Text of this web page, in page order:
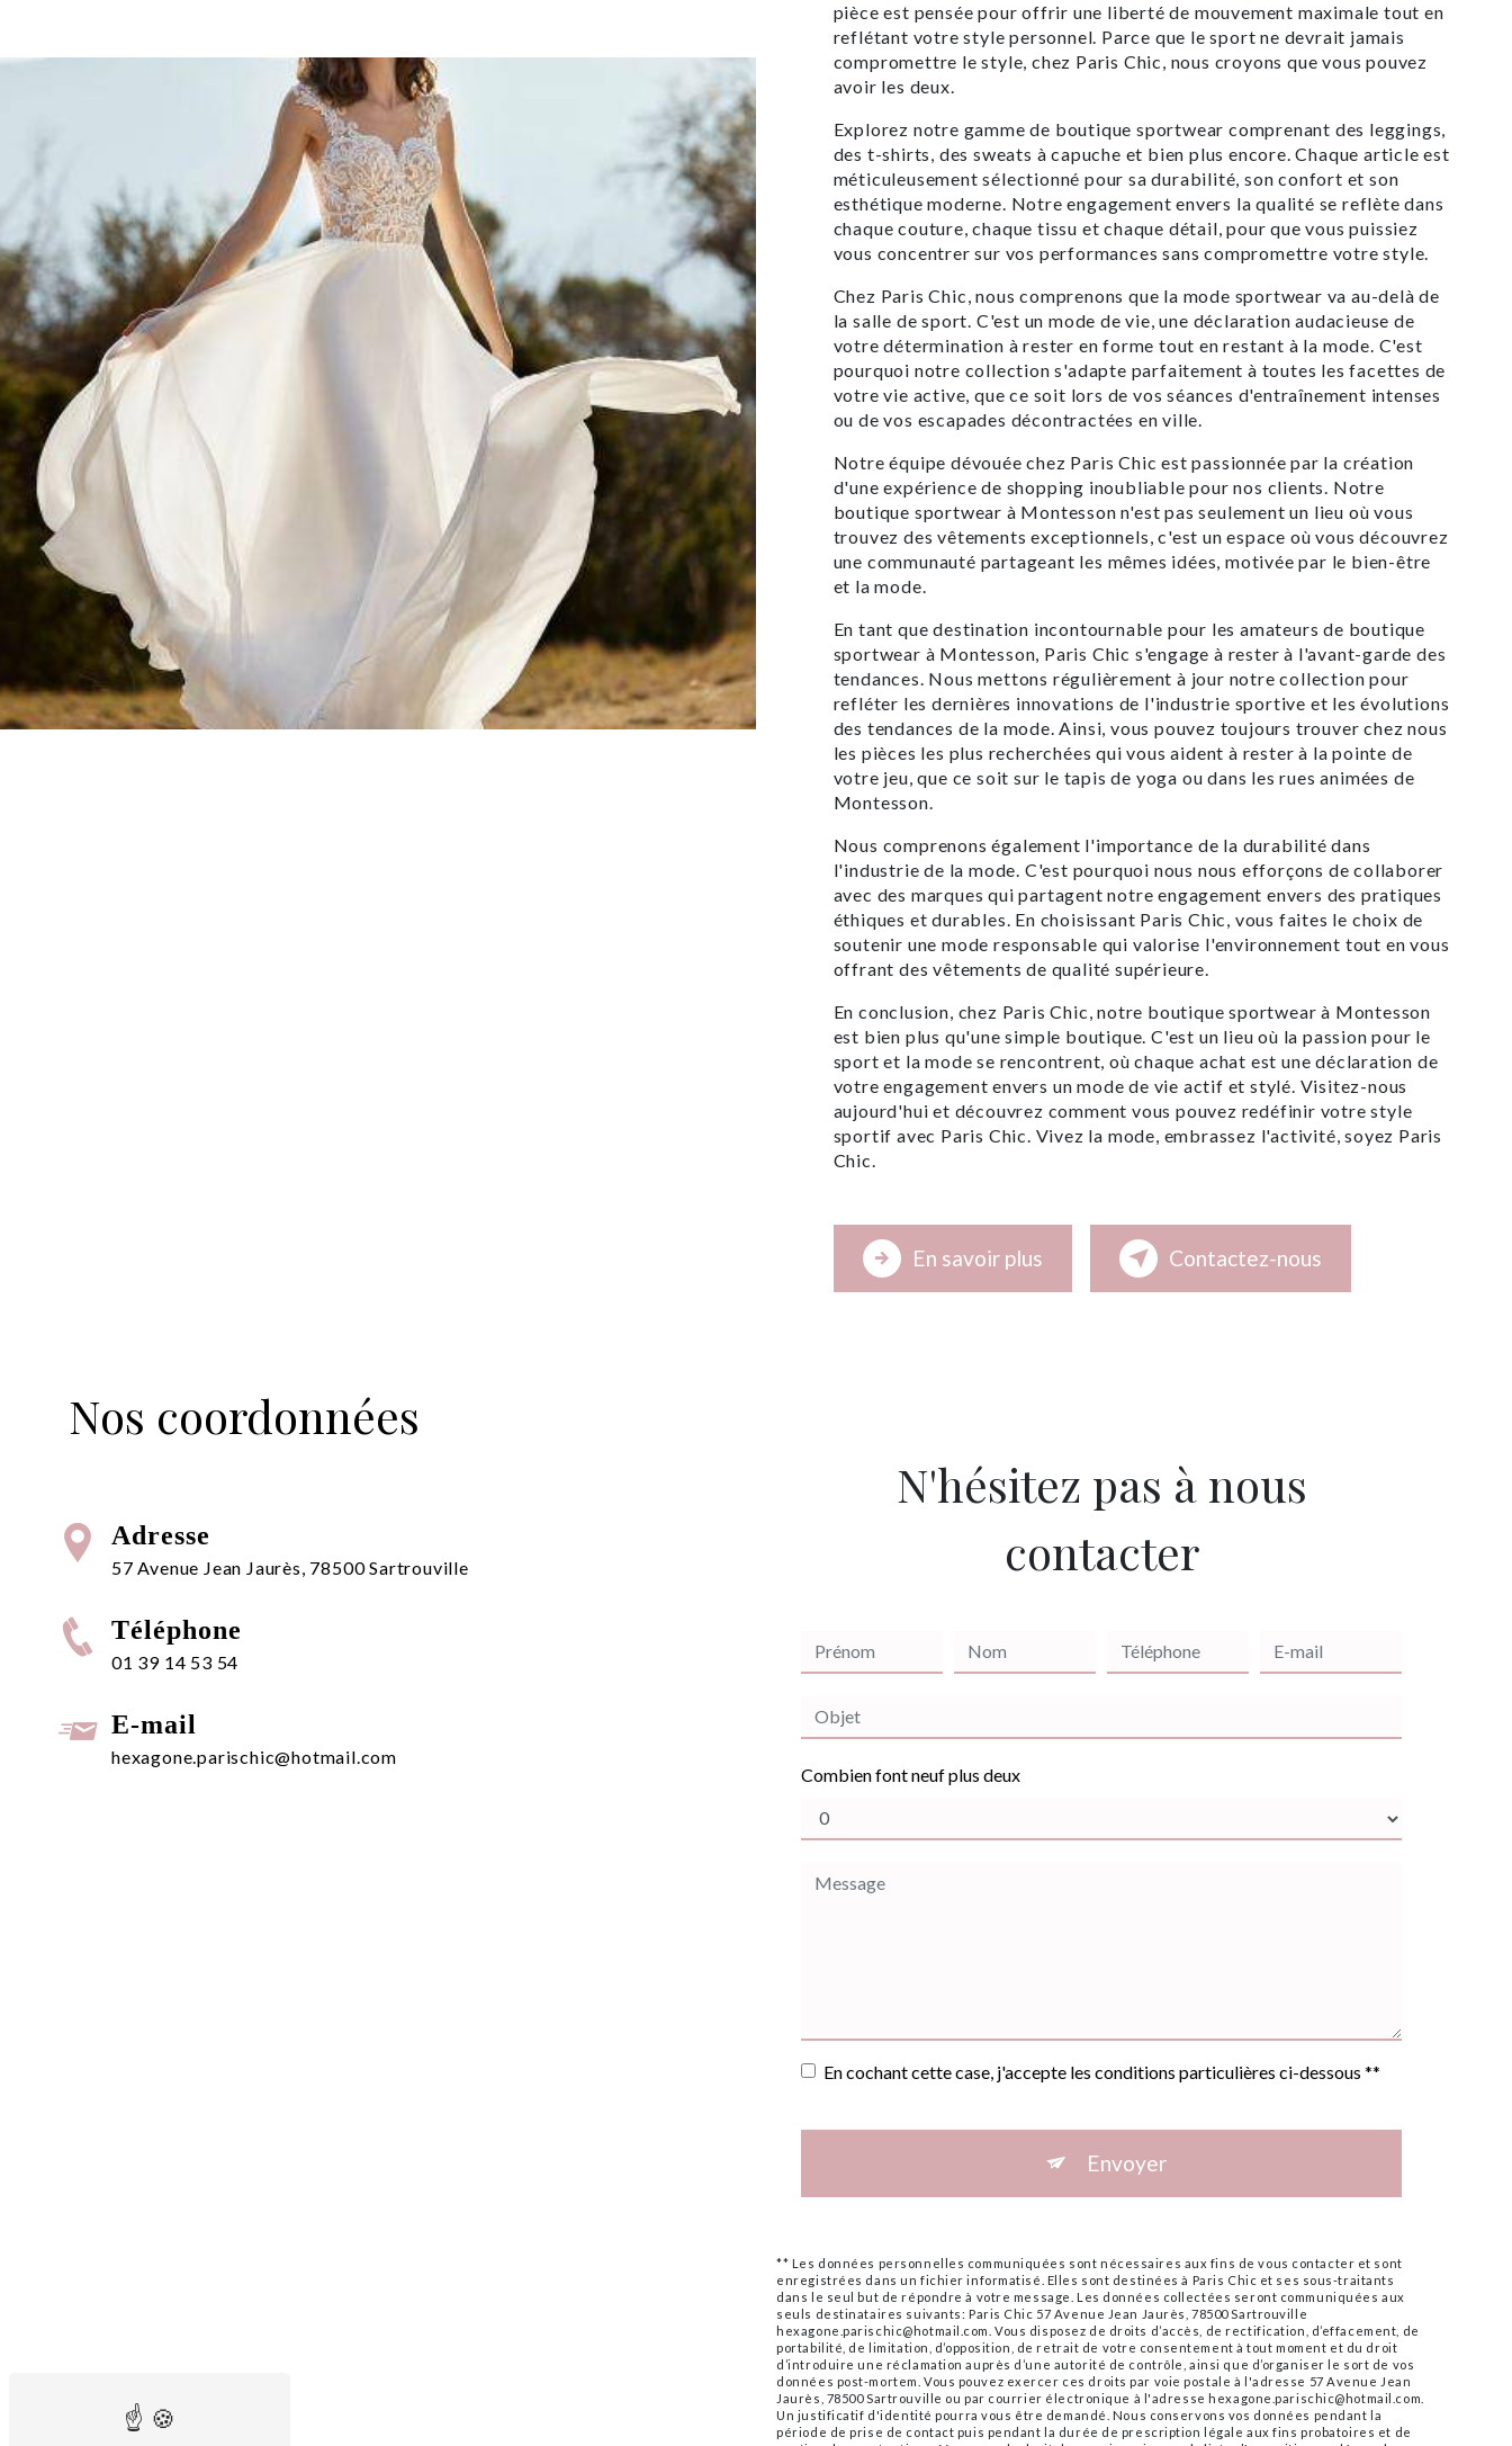
pièce est pensée pour offrir une liberté de mouvement maximale tout en
reflétant votre style personnel. Parce que le sport ne devrait jamais
compromettre le style, chez Paris Chic, nous croyons que vous pouvez
avoir les deux.
Explorez notre gamme de boutique sportwear comprenant des leggings,
des t-shirts, des sweats à capuche et bien plus encore. Chaque article est
méticuleusement sélectionné pour sa durabilité, son confort et son
esthétique moderne. Notre engagement envers la qualité se reflète dans
chaque couture, chaque tissu et chaque détail, pour que vous puissiez
vous concentrer sur vos performances sans compromettre votre style.
Chez Paris Chic, nous comprenons que la mode sportwear va au-delà de
la salle de sport. C'est un mode de vie, une déclaration audacieuse de
votre détermination à rester en forme tout en restant à la mode. C'est
pourquoi notre collection s'adapte parfaitement à toutes les facettes de
votre vie active, que ce soit lors de vos séances d'entraînement intenses
ou de vos escapades décontractées en ville.
Notre équipe dévouée chez Paris Chic est passionnée par la création
d'une expérience de shopping inoubliable pour nos clients. Notre
boutique sportwear à Montesson n'est pas seulement un lieu où vous
trouvez des vêtements exceptionnels, c'est un espace où vous découvrez
une communauté partageant les mêmes idées, motivée par le bien-être
et la mode.
En tant que destination incontournable pour les amateurs de boutique
sportwear à Montesson, Paris Chic s'engage à rester à l'avant-garde des
tendances. Nous mettons régulièrement à jour notre collection pour
refléter les dernières innovations de l'industrie sportive et les évolutions
des tendances de la mode. Ainsi, vous pouvez toujours trouver chez nous
les pièces les plus recherchées qui vous aident à rester à la pointe de
votre jeu, que ce soit sur le tapis de yoga ou dans les rues animées de
Montesson.
Nous comprenons également l'importance de la durabilité dans
l'industrie de la mode. C'est pourquoi nous nous efforçons de collaborer
avec des marques qui partagent notre engagement envers des pratiques
éthiques et durables. En choisissant Paris Chic, vous faites le choix de
soutenir une mode responsable qui valorise l'environnement tout en vous
offrant des vêtements de qualité supérieure.
En conclusion, chez Paris Chic, notre boutique sportwear à Montesson
est bien plus qu'une simple boutique. C'est un lieu où la passion pour le
sport et la mode se rencontrent, où chaque achat est une déclaration de
votre engagement envers un mode de vie actif et stylé. Visitez-nous
aujourd'hui et découvrez comment vous pouvez redéfinir votre style
sportif avec Paris Chic. Vivez la mode, embrassez l'activité, soyez Paris
Chic.
En savoir plus Contactez-nous
N'hésitez pas à nous
contacter
Combien font neuf plus deux
En cochant cette case, j'accepte les conditions particulières ci-dessous **
Envoyer
** Les données personnelles communiquées sont nécessaires aux fins de vous contacter et sont
enregistrées dans un fichier informatisé. Elles sont destinées à Paris Chic et ses sous-traitants
dans le seul but de répondre à votre message. Les données collectées seront communiquées aux
seuls destinataires suivants: Paris Chic 57 Avenue Jean Jaurès, 78500 Sartrouville
hexagone.parischic@hotmail.com. Vous disposez de droits d’accès, de rectification, d’effacement, de
portabilité, de limitation, d’opposition, de retrait de votre consentement à tout moment et du droit
d’introduire une réclamation auprès d’une autorité de contrôle, ainsi que d’organiser le sort de vos
données post-mortem. Vous pouvez exercer ces droits par voie postale à l'adresse 57 Avenue Jean
Jaurès, 78500 Sartrouville ou par courrier électronique à l'adresse hexagone.parischic@hotmail.com.
Un justificatif d'identité pourra vous être demandé. Nous conservons vos données pendant la
période de prise de contact puis pendant la durée de prescription légale aux fins probatoires et de
Nos coordonnées
Adresse
57 Avenue Jean Jaurès, 78500 Sartrouville
Téléphone
01 39 14 53 54
E-mail
hexagone.parischic@hotmail.com